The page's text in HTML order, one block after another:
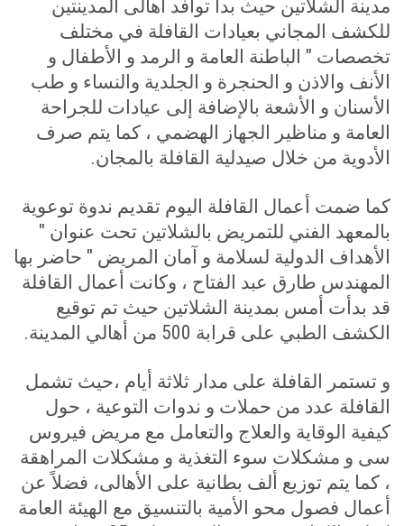
مدينة الشلاتين حيث بدأ توافد أهالى المدينتين
للكشف المجاني بعيادات القافلة في مختلف
تخصصات " الباطنة العامة و الرمد و الأطفال و
الأنف والاذن و الحنجرة و الجلدية والنساء و طب
الأسنان و الأشعة بالإضافة إلى عيادات للجراحة
العامة و مناظير الجهاز الهضمي ، كما يتم صرف
الأدوية من خلال صيدلية القافلة بالمجان.
كما ضمت أعمال القافلة اليوم تقديم ندوة توعوية
بالمعهد الفني للتمريض بالشلاتين تحت عنوان "
الأهداف الدولية لسلامة و آمان المريض " حاضر بها
المهندس طارق عبد الفتاح ، وكانت أعمال القافلة
قد بدأت أمس بمدينة الشلاتين حيث تم توقيع
الكشف الطبي على قرابة 500 من أهالي المدينة
.
و تستمر القافلة على مدار ثلاثة أيام ،حيث تشمل
القافلة عدد من حملات و ندوات التوعية ، حول
كيفية الوقاية والعلاج والتعامل مع مريض فيروس
سى و مشكلات سوء التغذية و مشكلات المراهقة
، كما يتم توزيع ألف بطانية على الأهالى، فضلاً عن
أعمال فصول محو الأمية بالتنسيق مع الهيئة العامة